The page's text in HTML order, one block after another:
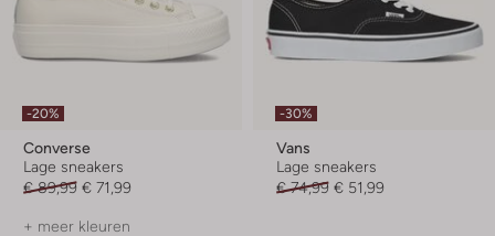
-20%
Converse
Lage sneakers
€ 89,99 € 71,99
+ meer kleuren
-30%
Vans
Lage sneakers
€ 74,99 € 51,99